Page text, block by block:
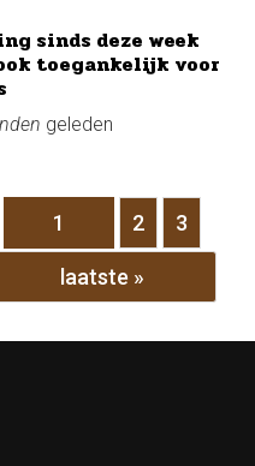
sinds deze week
toegankelijk voor
geleden
1 2 3
laatste »